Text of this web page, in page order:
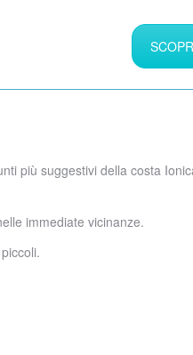
più suggestivi della costa
immediate vicinanze.